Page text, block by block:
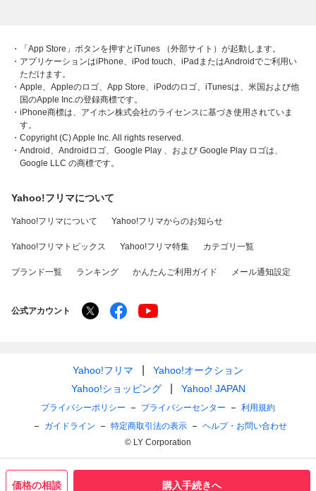
価格の相談 購入手続きへ
・「App Store」ボタンを押すとiTunes （外部サイト）が起動します。
・アプリケーションはiPhone、iPod touch、iPadまたはAndroidでご利用い
ただけます。
・Apple、Appleのロゴ、App Store、iPodのロゴ、iTunesは、米国および他
国のApple Inc.の登録商標です。
・iPhone商標は、アイホン株式会社のライセンスに基づき使用されていま
す。
・Copyright (C) Apple Inc. All rights reserved.
・Android、Androidロゴ、Google Play 、および Google Play ロゴは、
Google LLC の商標です。
Yahoo!フリマについて
Yahoo!フリマについて Yahoo!フリマからのお知らせ
Yahoo!フリマトピックス Yahoo!フリマ特集 カテゴリ一覧
ブランド一覧 ランキング かんたんご利用ガイド メール通知設定
公式アカウント
Yahoo!フリマ
Yahoo!オークション
Yahoo!ショッピング
Yahoo! JAPAN
プライバシーポリシー プライバシーセンター
利用規約
ガイドライン
特定商取引法の表示
ヘルプ・お問い合わせ
© LY Corporation